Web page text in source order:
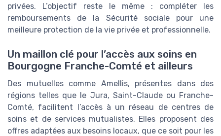
privées. L’objectif reste le même : compléter les
remboursements de la Sécurité sociale pour une
meilleure protection de la vie privée et professionnelle.
Un maillon clé pour l’accès aux soins en
Bourgogne Franche-Comté et ailleurs
Des mutuelles comme Amellis, présentes dans des
régions telles que le Jura, Saint-Claude ou Franche-
Comté, facilitent l’accès à un réseau de centres de
soins et de services mutualistes. Elles proposent des
offres adaptées aux besoins locaux, que ce soit pour les